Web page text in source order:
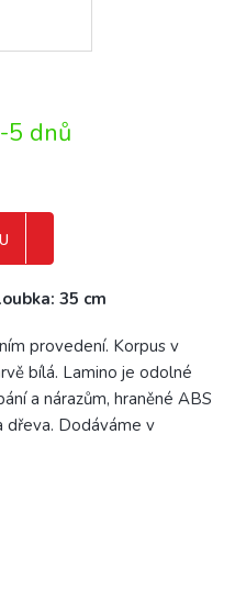
5 dnů
35 cm
provedení. Korpus v
bílá. Lamino je odolné
a nárazům, hraněné ABS
dřeva. Dodáváme v